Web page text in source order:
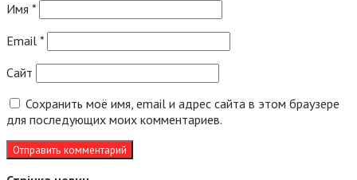
Имя *
Email *
Сайт
Сохранить моё имя, email и адрес сайта в этом браузере
для последующих моих комментариев.